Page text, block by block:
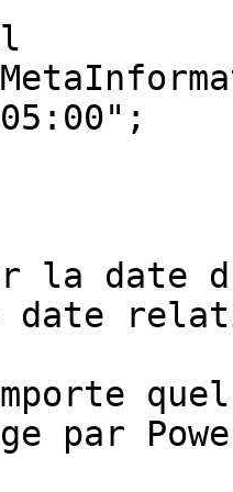
la date
date
par